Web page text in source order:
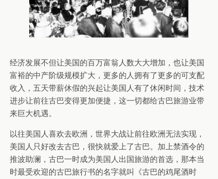
经济发展不但让美国的百万富翁人数大大增加，也让美国
富裕的中产阶级规模扩大，更多的人拥有了更多的可支配
收入，五天带薪休假的兴起让美国人有了休闲时间，技术
进步让前往古巴变得更加便捷，这一切都给古巴旅游业带
来巨大机遇。
以往美国人喜欢去欧洲，世界大战让前往欧洲无法实现，
美国人只好改去古巴，很快就爱上了古巴。加上禁酒令的
推波助澜，古巴一时成为美国人出国旅游的首选，那本当
时最受欢迎的古巴旅行书的名字就叫《古巴的鸡尾酒时